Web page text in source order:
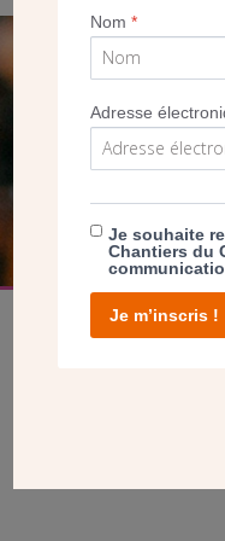
SEUL VOTRE
NOUS PERMET
Nom*
Adresse
Je souhaite
Chantiers du
Je m’inscris !